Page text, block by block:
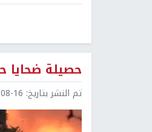
حصيلة ضحايا حرائق
تم النشر بتاريخ: 10:27